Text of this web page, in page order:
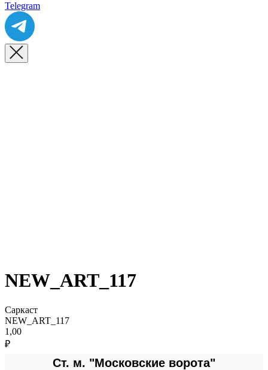
Telegram
NEW_ART_117
Саркаст
NEW_ART_117
1,00
₽
Ст. м. "Московские ворота"